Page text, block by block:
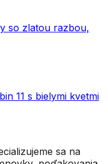
so zlatou razbou,
11 s bielymi kvetmi
sa na